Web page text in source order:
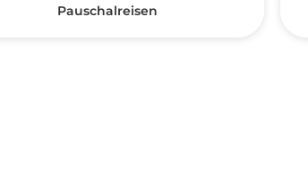
Pauschalreisen